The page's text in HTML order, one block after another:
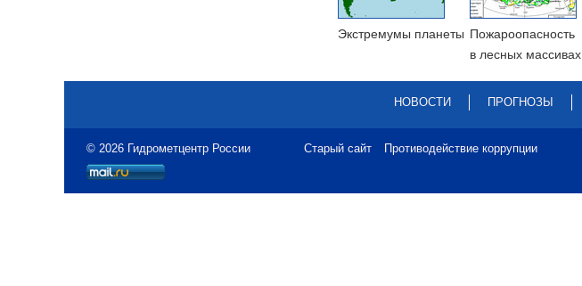
Экстремумы планеты Пожароопасность
в лесных массивах
НОВОСТИ ПРОГНОЗЫ
© 2026 Гидрометцентр России Старый сайт Противодействие коррупции